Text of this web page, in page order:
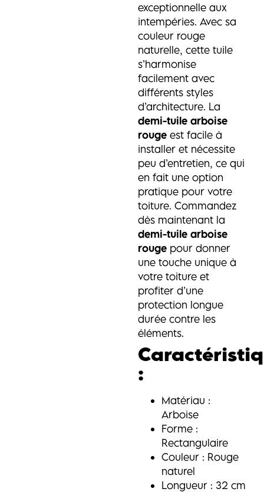
exceptionnelle aux
intempéries. Avec sa
couleur rouge
naturelle, cette tuile
s’harmonise
facilement avec
différents styles
d’architecture. La
demi-tuile arboise
rougeest facile à
installer et nécessite
peu d’entretien, ce qui
en fait une option
pratique pour votre
toiture. Commandez
dès maintenant la
demi-tuile arboise
rougepour donner
une touche unique à
votre toiture et
profiter d’une
protection longue
durée contre les
éléments.
:
Matériau :
Arboise
Forme :
Rectangulaire
Couleur : Rouge
naturel
Longueur : 32 cm